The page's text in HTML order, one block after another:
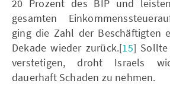
20 Prozent des BIP und
gesamten
ging die Zahl der Beschäftigten
Dekade wieder zurück.[15] Sollte
verstetigen, droht Israels
dauerhaft Schaden zu nehmen.